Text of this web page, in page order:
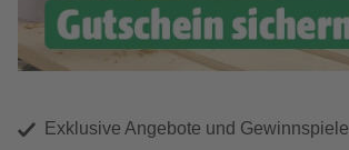
Exklusive Angebote und Gewinnspiele